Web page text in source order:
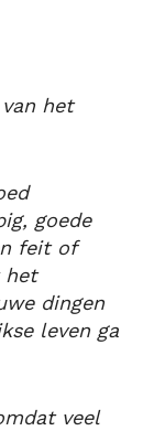
het
goede
feit of
het
dingen
leven ga
veel